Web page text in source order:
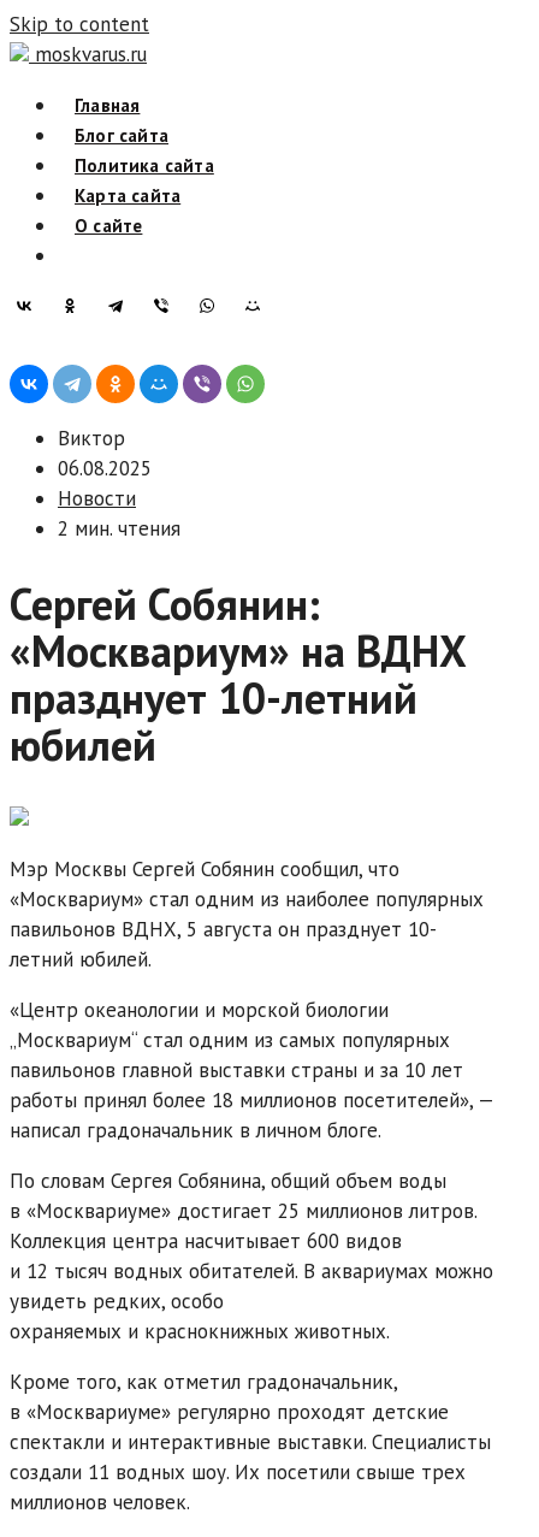
Skip to content
moskvarus.ru
Главная
Блог сайта
Политика сайта
Карта сайта
О сайте
Виктор
06.08.2025
Новости
2 мин. чтения
Сергей Собянин:
«Москвариум» на ВДНХ
празднует 10-летний
юбилей
Мэр Москвы Сергей Собянин сообщил, что
«Москвариум» стал одним из наиболее популярных
павильонов ВДНХ, 5 августа он празднует 10-
летний юбилей.
«Центр океанологии и морской биологии
„Москвариум“ стал одним из самых популярных
павильонов главной выставки страны и за 10 лет
работы принял более 18 миллионов посетителей», —
написал градоначальник в личном блоге.
По словам Сергея Собянина, общий объем воды
в «Москвариуме» достигает 25 миллионов литров.
Коллекция центра насчитывает 600 видов
и 12 тысяч водных обитателей. В аквариумах можно
увидеть редких, особо
охраняемых и краснокнижных животных.
Кроме того, как отметил градоначальник,
в «Москвариуме» регулярно проходят детские
спектакли и интерактивные выставки. Специалисты
создали 11 водных шоу. Их посетили свыше трех
миллионов человек.